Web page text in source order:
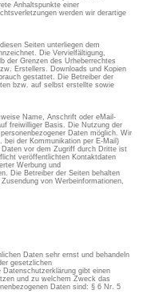
Anhaltspunkte einer
werden wir derartige
Seiten unterliegen dem
Die Vervielfältigung,
der Grenzen des Urheberrechtes
Erstellers. Downloads und Kopien
gestattet. Die Betreiber der
bzw. auf selbst erstellte sowie
Name, Anschrift oder eMail-
freiwilliger Basis. Die Nutzung der
Daten möglich. Wir
der Kommunikation per E-Mail)
vor dem Zugriff durch Dritte ist
veröffentlichten Kontaktdaten
Werbung und
Die Betreiber der Seiten behalten
von Werbeinformationen,
Daten sehr ernst und behandeln
gesetzlichen
gibt einen
und zu welchem Zweck das
Daten sind: § 6 Nr. 5